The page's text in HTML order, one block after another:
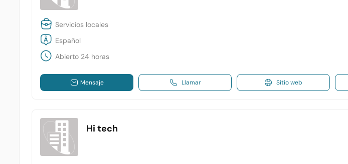
Servicios locales
Español
Abierto 24 horas
Mensaje Llamar Sitio web
Hi tech